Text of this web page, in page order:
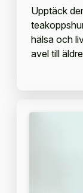
Upptäck
hälsa och
avel till